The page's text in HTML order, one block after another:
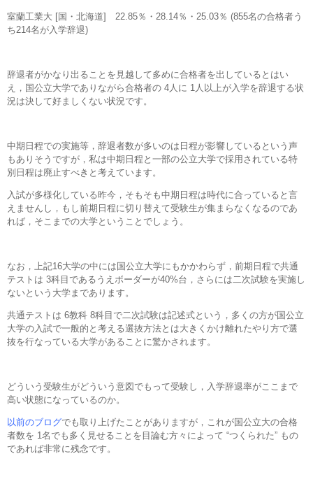
室蘭工業大 [国・北海道] 22.85％・28.14％・25.03％ (855名の合格者う
ち214名が入学辞退)
辞退者がかなり出ることを見越して多めに合格者を出しているとはい
え，国公立大学でありながら合格者の 4人に 1人以上が入学を辞退する状
況は決して好ましくない状況です。
中期日程での実施等，辞退者数が多いのは日程が影響しているという声
もありそうですが，私は中期日程と一部の公立大学で採用されている特
別日程は廃止すべきと考えています。
入試が多様化している昨今，そもそも中期日程は時代に合っていると言
えませんし，もし前期日程に切り替えて受験生が集まらなくなるのであ
れば，そこまでの大学ということでしょう。
なお，上記16大学の中には国公立大学にもかかわらず，前期日程で共通
テストは 3科目であるうえボーダーが40%台，さらには二次試験を実施し
ないという大学まであります。
共通テストは 6教科 8科目で二次試験は記述式という，多くの方が国公立
大学の入試で一般的と考える選抜方法とは大きくかけ離れたやり方で選
抜を行なっている大学があることに驚かされます。
どういう受験生がどういう意図でもって受験し，入学辞退率がここまで
高い状態になっているのか。
以前のブログでも取り上げたことがありますが，これが国公立大の合格
者数を 1名でも多く見せることを目論む方々によって “つくられた” もの
であれば非常に残念です。